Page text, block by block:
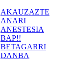
AKAUZAZTE
ANARI
ANESTESIA
BAP!!
BETAGARRI
DANBA